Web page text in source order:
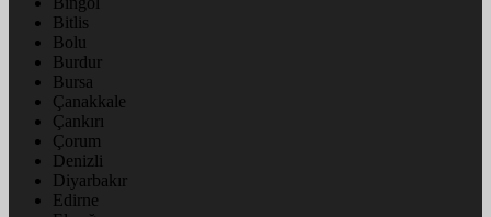
Bitlis
Bolu
Burdur
Bursa
Çanakkale
Çankırı
Çorum
Denizli
Diyarbakır
Edirne